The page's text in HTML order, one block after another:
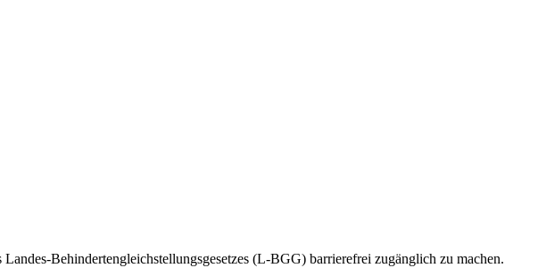
Behindertengleichstellungsgesetzes (L-BGG) barrierefrei zugänglich zu machen.